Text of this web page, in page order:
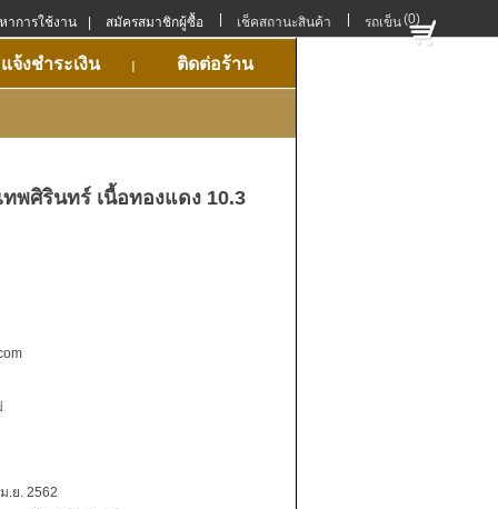
เช็คสถานะสินค้า รถเข็น(0)
สมัครสมาชิกผู้ซื้อ
าการใช้งาน
แจ้งชำระเงิน ติดต่อร้าน
พศิรินทร์ เนื้อทองแดง 10.3
.ย. 2562